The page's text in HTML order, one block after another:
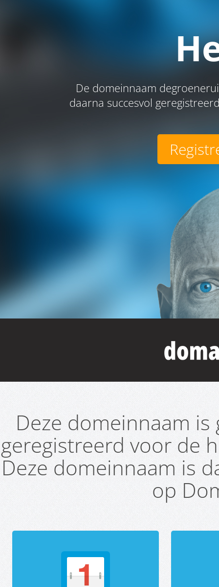
De domeinnaam
daarna succesvol
Deze domeinnaam
geregistreerd voor de
Deze domeinnaam is
op